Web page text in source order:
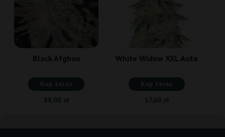
Black Afghan
Kup teraz
88,00 zł
White Widow XXL Auto
Kup teraz
17,60 zł